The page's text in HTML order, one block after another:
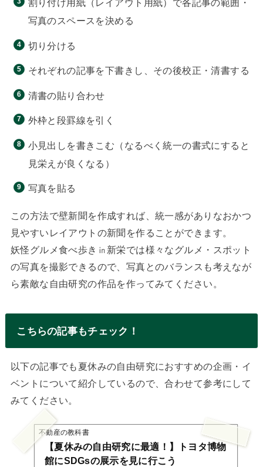
割り付け用紙（レイアウト用紙）で各記事の範囲・
写真のスペースを決める
切り分ける
それぞれの記事を下書きし、その後校正・清書する
清書の貼り合わせ
外枠と段罫線を引く
小見出しを書きこむ（なるべく統一の書式にすると
見栄えが良くなる）
写真を貼る
この方法で壁新聞を作成すれば、統一感がありなおかつ
見やすいレイアウトの新聞を作ることができます。
妖怪グルメ食べ歩き㏌新栄では様々なグルメ・スポット
の写真を撮影できるので、写真とのバランスも考えなが
ら素敵な自由研究の作品を作ってみてください。
こちらの記事もチェック！
以下の記事でも夏休みの自由研究におすすめの企画・イ
ベントについて紹介しているので、合わせて参考にして
みてください。
不動産の教科書
【夏休みの自由研究に最適！】トヨタ博物
館にSDGsの展示を見に行こう